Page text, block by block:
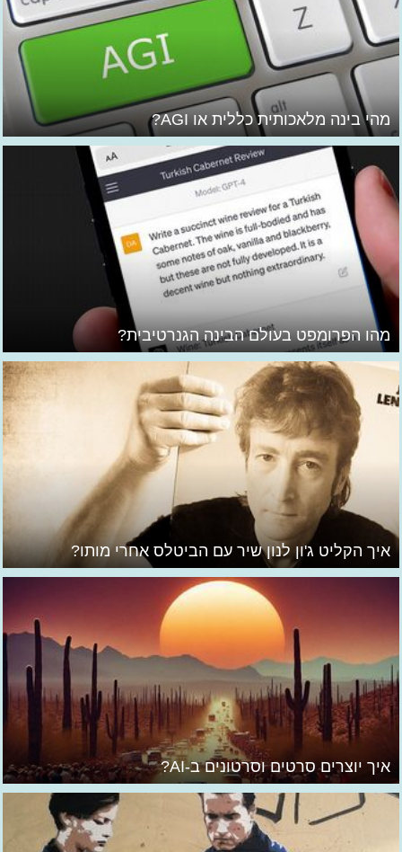
מהי בינה מלאכותית כללית או AGI?
מהו הפרומפט בעולם הבינה הגנרטיבית?
איך הקליט ג'ון לנון שיר עם הביטלס אחרי מותו?
איך יוצרים סרטים וסרטונים ב-AI?